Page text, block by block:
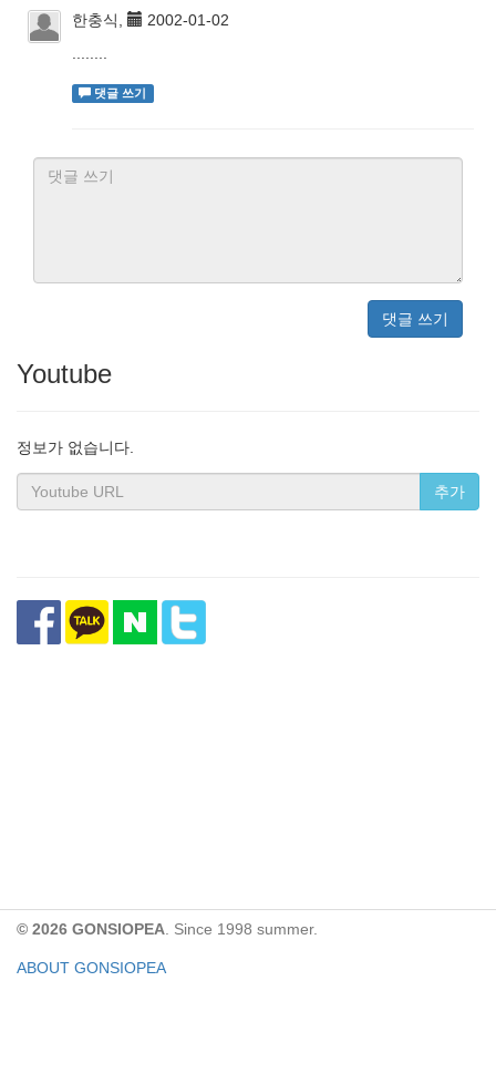
한충식,
2002-01-02
댓글 쓰기
댓글 쓰기
Youtube
정보가 없습니다.
추가
© 2026 GONSIOPEA . Since 1998 summer.
ABOUT GONSIOPEA